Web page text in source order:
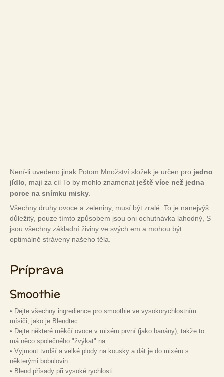
Není-li uvedeno jinak Potom Množství složek je určen pro jedno
jídlo , mají za cíl To by mohlo znamenat ještě více než jedna
porce na snímku misky
Všechny druhy ovoce a zeleniny, musí být zralé. To je nanejvýš
důležitý, pouze tímto způsobem jsou oni ochutnávka lahodný, S
jsou všechny základní živiny ve svých em a mohou být
optimálně stráveny našeho těla.
Príprava
Smoothie
• Dejte všechny ingredience pro smoothie ve vysokorychlostním
mísiči, jako je Blendtec
• Dejte některé měkčí ovoce v mixéru první (jako banány), takže to
má něco společného "žvýkat" na
• Vyjmout tvrdší a velké plody na kousky a dát je do mixéru s
některými bobulovin
• Blend přísady při vysoké rychlosti